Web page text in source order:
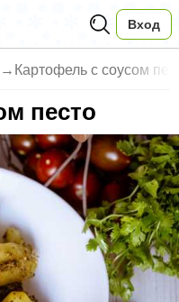
Вход
→ Картофель с соусом
песто